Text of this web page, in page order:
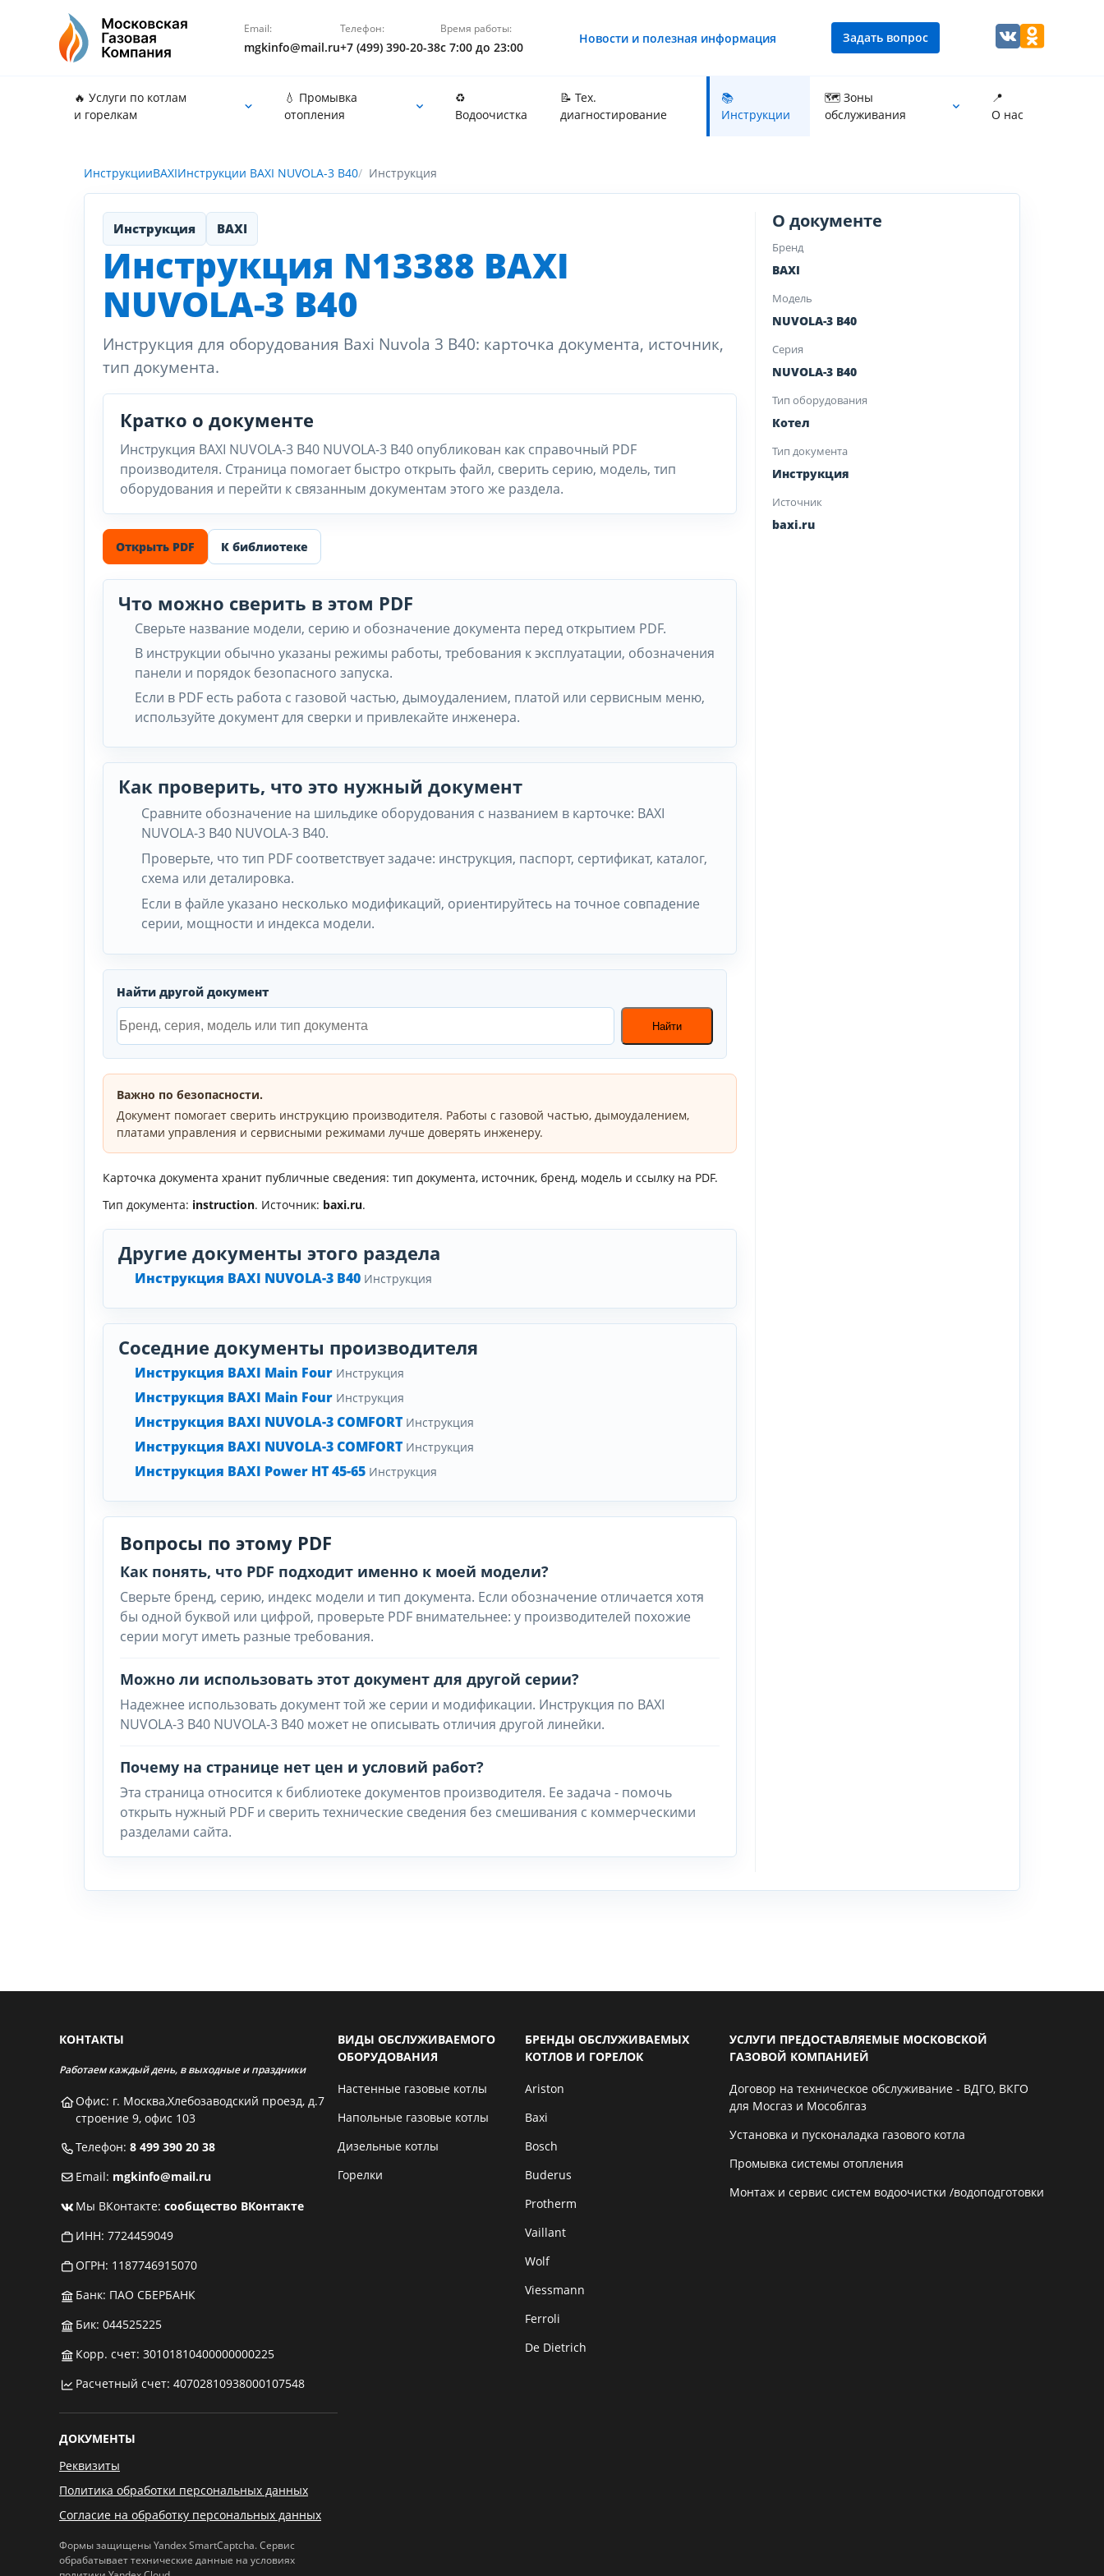
Email:
mgkinfo@mail.ru
Телефон:
+7 (499) 390-20-38
Время работы:
с 7:00 до 23:00
Новости и полезная информация Задать вопрос
🔥 Услуги по котлам
и горелкам
💧 Промывка
отопления
♻️
Водоочистка
📝 Тех.
диагностирование
📚
Инструкции
🗺 Зоны
обслуживания
📍
О нас
ИнструкцииBAXIИнструкции BAXI NUVOLA-3 B40 Инструкция
Инструкция BAXI
Инструкция N13388 BAXI
NUVOLA-3 B40
Инструкция для оборудования Baxi Nuvola 3 B40: карточка документа, источник,
тип документа.
Кратко о документе
Инструкция BAXI NUVOLA-3 B40 NUVOLA-3 B40 опубликован как справочный PDF
производителя. Страница помогает быстро открыть файл, сверить серию, модель, тип
оборудования и перейти к связанным документам этого же раздела.
Открыть PDF К библиотеке
Что можно сверить в этом PDF
Сверьте название модели, серию и обозначение документа перед открытием PDF.
В инструкции обычно указаны режимы работы, требования к эксплуатации, обозначения
панели и порядок безопасного запуска.
Если в PDF есть работа с газовой частью, дымоудалением, платой или сервисным меню,
используйте документ для сверки и привлекайте инженера.
Как проверить, что это нужный документ
Сравните обозначение на шильдике оборудования с названием в карточке: BAXI
NUVOLA-3 B40 NUVOLA-3 B40.
Проверьте, что тип PDF соответствует задаче: инструкция, паспорт, сертификат, каталог,
схема или деталировка.
Если в файле указано несколько модификаций, ориентируйтесь на точное совпадение
серии, мощности и индекса модели.
Найти другой документ
Найти
Важно по безопасности.
Документ помогает сверить инструкцию производителя. Работы с газовой частью, дымоудалением,
платами управления и сервисными режимами лучше доверять инженеру.
Карточка документа хранит публичные сведения: тип документа, источник, бренд, модель и ссылку на PDF.
Тип документа: instruction. Источник: baxi.ru.
Другие документы этого раздела
Инструкция BAXI NUVOLA-3 B40 Инструкция
Соседние документы производителя
Инструкция BAXI Main Four Инструкция
Инструкция BAXI Main Four Инструкция
Инструкция BAXI NUVOLA-3 COMFORT Инструкция
Инструкция BAXI NUVOLA-3 COMFORT Инструкция
Инструкция BAXI Power HT 45-65 Инструкция
Вопросы по этому PDF
Как понять, что PDF подходит именно к моей модели?
Сверьте бренд, серию, индекс модели и тип документа. Если обозначение отличается хотя
бы одной буквой или цифрой, проверьте PDF внимательнее: у производителей похожие
серии могут иметь разные требования.
Можно ли использовать этот документ для другой серии?
Надежнее использовать документ той же серии и модификации. Инструкция по BAXI
NUVOLA-3 B40 NUVOLA-3 B40 может не описывать отличия другой линейки.
Почему на странице нет цен и условий работ?
Эта страница относится к библиотеке документов производителя. Ее задача - помочь
открыть нужный PDF и сверить технические сведения без смешивания с коммерческими
разделами сайта.
О документе
Бренд
BAXI
Модель
NUVOLA-3 B40
Серия
NUVOLA-3 B40
Тип оборудования
Котел
Тип документа
Инструкция
Источник
baxi.ru
КОНТАКТЫ
Работаем каждый день, в выходные и праздники
Офис: г. Москва,Хлебозаводский проезд, д.7
строение 9, офис 103
Телефон: 8 499 390 20 38
Email: mgkinfo@mail.ru
Мы ВКонтакте: сообщество ВКонтакте
ИНН: 7724459049
ОГРН: 1187746915070
Банк: ПАО СБЕРБАНК
Бик: 044525225
Корр. счет: 30101810400000000225
Расчетный счет: 40702810938000107548
ДОКУМЕНТЫ
Реквизиты
Политика обработки персональных данных
Согласие на обработку персональных данных
Формы защищены Yandex SmartCaptcha. Сервис
обрабатывает технические данные на условиях
ВИДЫ ОБСЛУЖИВАЕМОГО
ОБОРУДОВАНИЯ
Настенные газовые котлы
Напольные газовые котлы
Дизельные котлы
Горелки
БРЕНДЫ ОБСЛУЖИВАЕМЫХ
КОТЛОВ И ГОРЕЛОК
Ariston
Baxi
Bosch
Buderus
Protherm
Vaillant
Wolf
Viessmann
Ferroli
De Dietrich
УСЛУГИ ПРЕДОСТАВЛЯЕМЫЕ МОСКОВСКОЙ
ГАЗОВОЙ КОМПАНИЕЙ
Договор на техническое обслуживание - ВДГО, ВКГО
для Мосгаз и Мособлгаз
Установка и пусконаладка газового котла
Промывка системы отопления
Монтаж и сервис систем водоочистки /водоподготовки